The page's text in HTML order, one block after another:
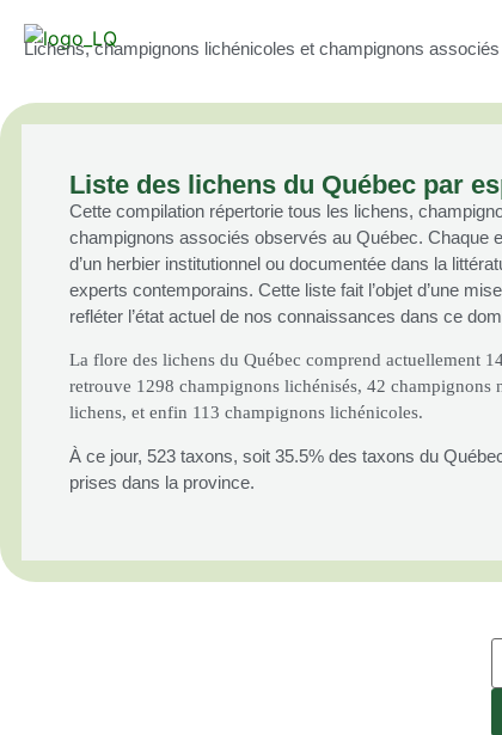
Lichens, champignons lichénicoles et champignons
Liste des lichens du Québec par
Cette compilation répertorie tous les lichens,
champignons associés observés au Québec. Chaque
d’un herbier institutionnel ou documentée dans la
experts contemporains. Cette liste fait l’objet d’une
refléter l’état actuel de nos connaissances dans ce
La flore des lichens du Québec comprend actuellement
retrouve 1298 champignons lichénisés, 42 champignons
lichens, et enfin 113 champignons lichénicoles.
À ce jour, 523 taxons, soit 35.5% des taxons du
prises dans la province.